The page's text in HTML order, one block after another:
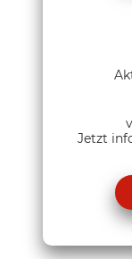
Jetzt